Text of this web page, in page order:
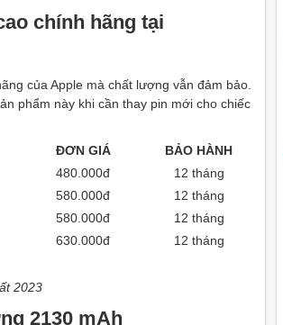
chính hãng tại
của Apple mà chất lượng vẫn đảm bảo.
phẩm này khi cần thay pin mới cho chiếc
ĐƠN GIÁ
BẢO HÀNH
480.000đ
12 tháng
580.000đ
12 tháng
580.000đ
12 tháng
630.000đ
12 tháng
2023
2130 mAh